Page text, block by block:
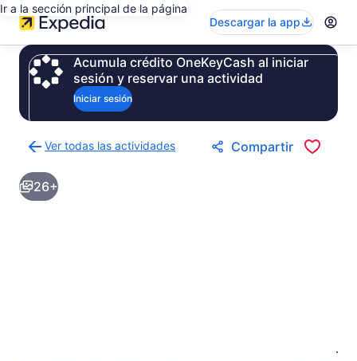
Ir a la sección principal de la página
Descargar la app
Acumula crédito OneKeyCash al iniciar
sesión y reservar una actividad
Iniciar sesión
Ver todas las actividades
a
la
página
Compartir
26+